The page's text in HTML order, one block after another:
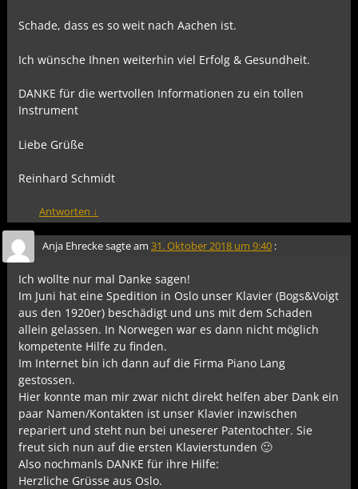
Schade, dass es so weit nach Aachen ist.
Ich wünsche Ihnen weiterhin viel Erfolg & Gesundheit.
DANKE für die wertvollen Informationen zu ein tollen
Instrument
Liebe Grüße
Reinhard Schmidt
Antworten ↓
Anja Ehreckesagte am 31. Oktober 2018 um 9:40 :
Ich wollte nur mal Danke sagen!
Im Juni hat eine Spedition in Oslo unser Klavier (Bogs&Voigt
aus den 1920er) beschädigt und uns mit dem Schaden
allein gelassen. In Norwegen war es dann nicht möglich
kompetente Hilfe zu finden.
Im Internet bin ich dann auf die Firma Piano Lang
gestossen.
Hier konnte man mir zwar nicht direkt helfen aber Dank ein
paar Namen/Kontakten ist unser Klavier inzwischen
repariert und steht nun bei uneserer Patentochter. Sie
freut sich nun auf die ersten Klavierstunden 🙂
Also nochmanls DANKE für ihre Hilfe:
Herzliche Grüsse aus Oslo.